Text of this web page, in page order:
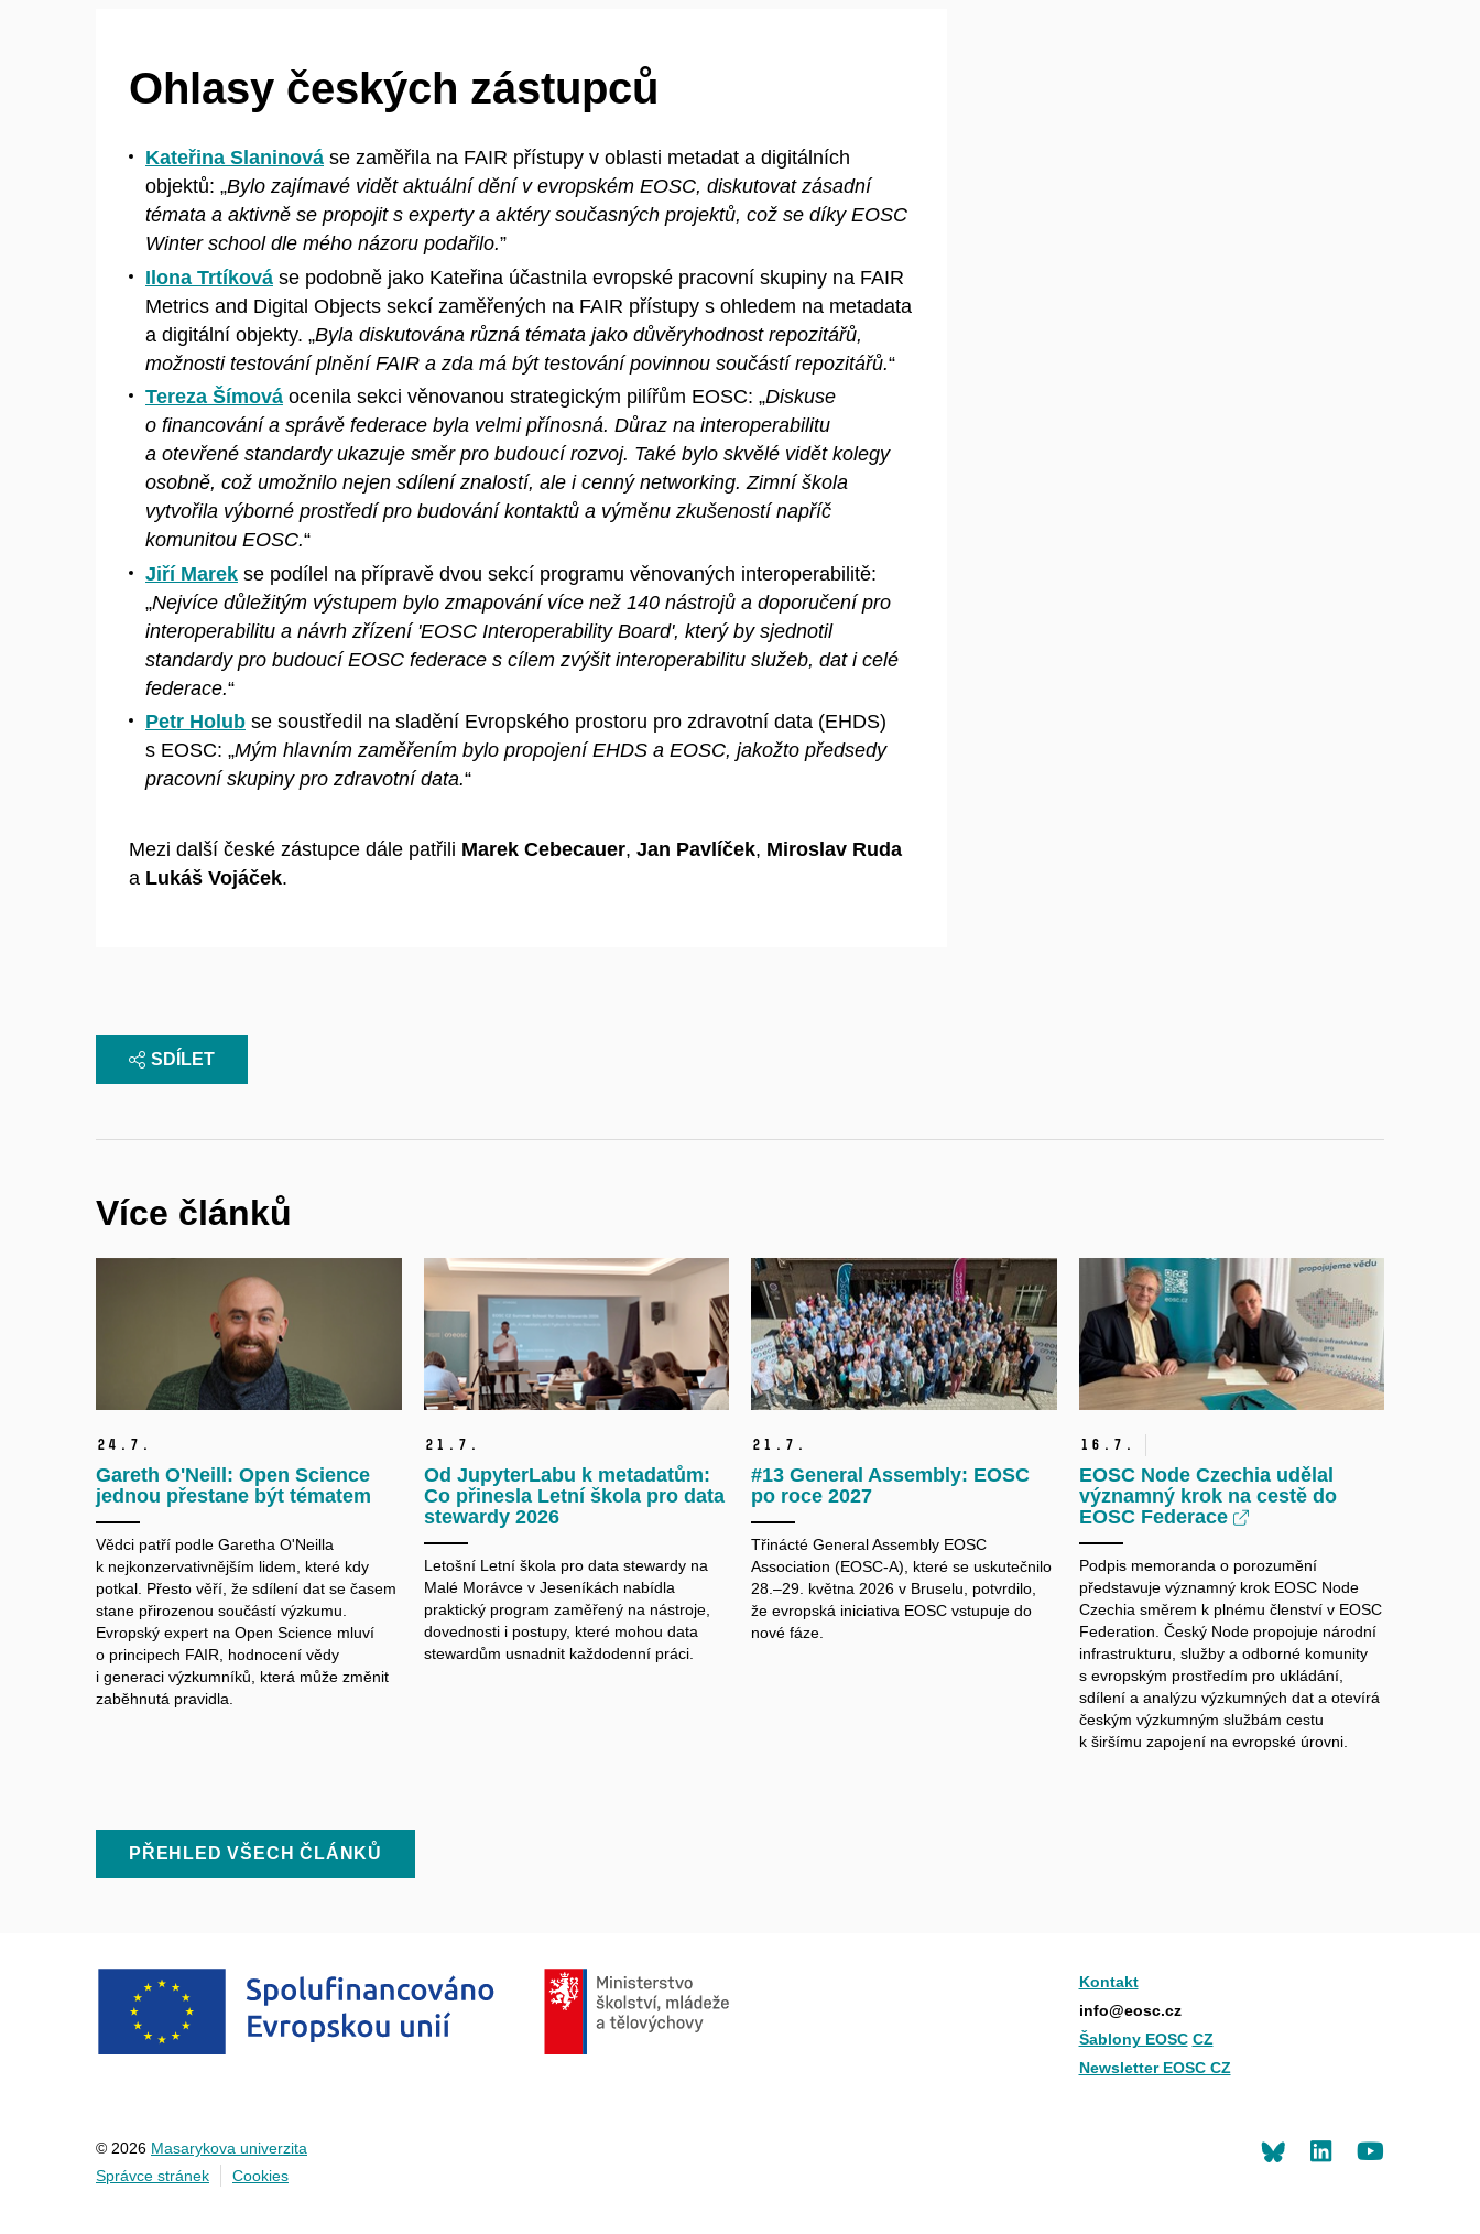
Ohlasy českých zástupců
Kateřina Slaninová se zaměřila na FAIR přístupy v oblasti metadat a digitálních
objektů: „Bylo zajímavé vidět aktuální dění v evropském EOSC, diskutovat zásadní
témata a aktivně se propojit s experty a aktéry současných projektů, což se díky EOSC
Winter school dle mého názoru podařilo.”
Ilona Trtíková se podobně jako Kateřina účastnila evropské pracovní skupiny na FAIR
Metrics and Digital Objects sekcí zaměřených na FAIR přístupy s ohledem na metadata
a digitální objekty. „Byla diskutována různá témata jako důvěryhodnost repozitářů,
možnosti testování plnění FAIR a zda má být testování povinnou součástí repozitářů.“
Tereza Šímová ocenila sekci věnovanou strategickým pilířům EOSC: „Diskuse
o financování a správě federace byla velmi přínosná. Důraz na interoperabilitu
a otevřené standardy ukazuje směr pro budoucí rozvoj. Také bylo skvělé vidět kolegy
osobně, což umožnilo nejen sdílení znalostí, ale i cenný networking. Zimní škola
vytvořila výborné prostředí pro budování kontaktů a výměnu zkušeností napříč
komunitou EOSC.“
Jiří Marek se podílel na přípravě dvou sekcí programu věnovaných interoperabilitě:
„Nejvíce důležitým výstupem bylo zmapování více než 140 nástrojů a doporučení pro
interoperabilitu a návrh zřízení 'EOSC Interoperability Board', který by sjednotil
standardy pro budoucí EOSC federace s cílem zvýšit interoperabilitu služeb, dat i celé
federace.“
Petr Holub se soustředil na sladění Evropského prostoru pro zdravotní data (EHDS)
s EOSC: „Mým hlavním zaměřením bylo propojení EHDS a EOSC, jakožto předsedy
pracovní skupiny pro zdravotní data.“
Mezi další české zástupce dále patřili Marek Cebecauer, Jan Pavlíček, Miroslav Ruda
a Lukáš Vojáček.
SDÍLET
Více článků
24. 7.
Gareth O'Neill: Open Science
jednou přestane být tématem
Vědci patří podle Garetha O'Neilla
k nejkonzervativnějším lidem, které kdy
potkal. Přesto věří, že sdílení dat se časem
stane přirozenou součástí výzkumu.
Evropský expert na Open Science mluví
o principech FAIR, hodnocení vědy
i generaci výzkumníků, která může změnit
zaběhnutá pravidla.
21. 7.
Od JupyterLabu k metadatům:
Co přinesla Letní škola pro data
stewardy 2026
Letošní Letní škola pro data stewardyna
Malé Morávce v Jeseníkách nabídla
praktický program zaměřený na nástroje,
dovednosti i postupy, které mohou data
stewardům usnadnit každodenní práci.
21. 7.
#13 General Assembly: EOSC
po roce 2027
Třinácté General Assembly EOSC
Association (EOSC-A), které se uskutečnilo
28.–29. května 2026 v Bruselu, potvrdilo,
že evropská iniciativa EOSC vstupuje do
nové fáze.
16. 7.
EOSC Node Czechia udělal
významný krok na cestě do
EOSC Federace
Podpis memoranda o porozumění
představuje významný krok EOSC Node
Czechia směrem k plnému členství v EOSC
Federation. Český Node propojuje národní
infrastrukturu, služby a odborné komunity
s evropským prostředím pro ukládání,
sdílení a analýzu výzkumných dat a otevírá
českým výzkumným službám cestu
k širšímu zapojení na evropské úrovni.
PŘEHLED VŠECH ČLÁNKŮ
Kontakt
info@eosc.cz
Šablony EOSC CZ
Newsletter EOSC CZ
© 2026 Masarykova univerzita
Správce stránek
Cookies
LinkedIn